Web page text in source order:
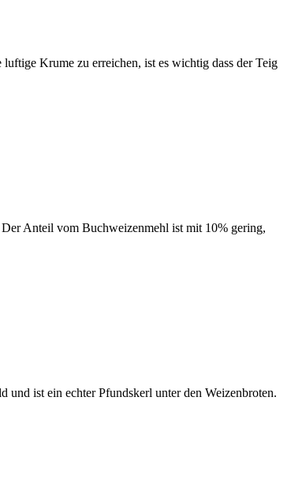
Krume zu erreichen, ist es wichtig dass der Teig
Anteil vom Buchweizenmehl ist mit 10% gering,
und ist ein echter Pfundskerl unter den Weizenbroten.